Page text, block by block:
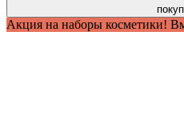
Акция на наборы косметики!